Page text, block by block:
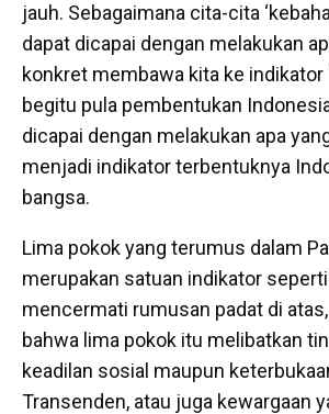
jauh. Sebagaimana cita-cita
dapat dicapai dengan melakukan
konkret membawa kita ke indikator
begitu pula pembentukan
dicapai dengan melakukan apa
menjadi indikator terbentuknya
bangsa.
Lima pokok yang terumus dalam
merupakan satuan indikator
mencermati rumusan padat di
bahwa lima pokok itu melibatkan
keadilan sosial maupun
Transenden, atau juga kewargaan